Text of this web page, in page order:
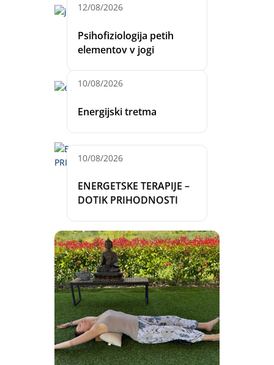
12/08/2026
Psihofiziologija petih
elementov v jogi
10/08/2026
Energijski tretma
10/08/2026
ENERGETSKE TERAPIJE –
DOTIK PRIHODNOSTI